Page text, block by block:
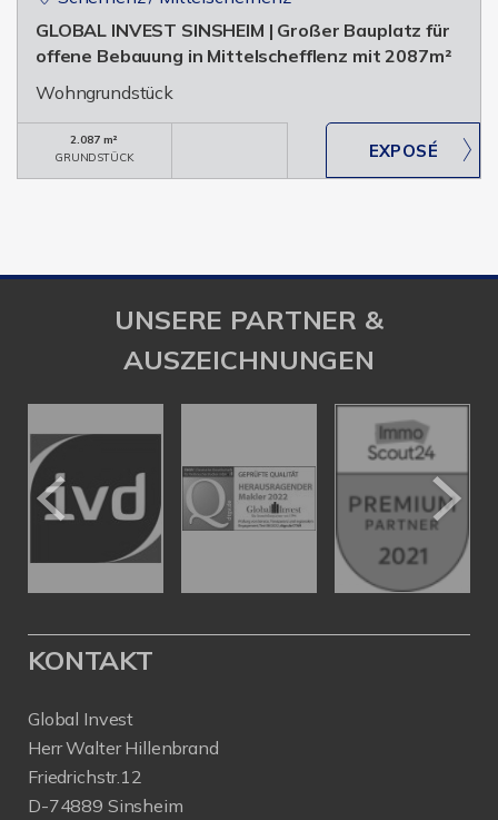
GLOBAL INVEST SINSHEIM | Großer Bauplatz für
offene Bebauung in Mittelschefflenz mit 2087m²
Wohngrundstück
2.087 m²
GRUNDSTÜCK
UNSERE PARTNER &
AUSZEICHNUNGEN
KONTAKT
Global Invest
Herr Walter Hillenbrand
Friedrichstr.12
D-74889 Sinsheim